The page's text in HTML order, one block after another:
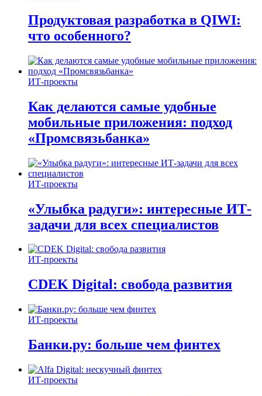
Продуктовая разработка в QIWI:
что особенного?
ИТ-проекты
Как делаются самые удобные
мобильные приложения: подход
«Промсвязьбанка»
ИТ-проекты
«Улыбка радуги»: интересные ИТ-
задачи для всех специалистов
ИТ-проекты
CDEK Digital: свобода развития
ИТ-проекты
Банки.ру: больше чем финтех
ИТ-проекты